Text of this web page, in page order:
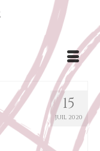
15
JUIL 2020